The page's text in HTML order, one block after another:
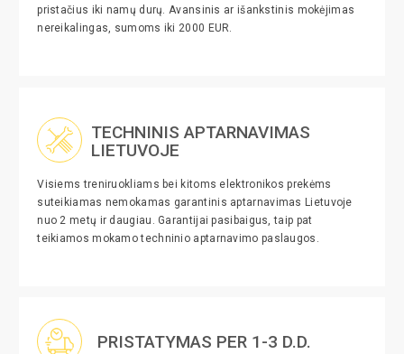
pristačius iki namų durų. Avansinis ar išankstinis mokėjimas
nereikalingas, sumoms iki 2000 EUR.
TECHNINIS APTARNAVIMAS
LIETUVOJE
Visiems treniruokliams bei kitoms elektronikos prekėms
suteikiamas nemokamas garantinis aptarnavimas Lietuvoje
nuo 2 metų ir daugiau. Garantijai pasibaigus, taip pat
teikiamos mokamo techninio aptarnavimo paslaugos.
PRISTATYMAS PER 1-3 D.D.